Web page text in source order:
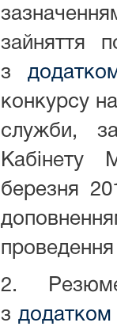
зайняття
з
конкурсу
служби,
Кабінету
березня
2.
з додатком